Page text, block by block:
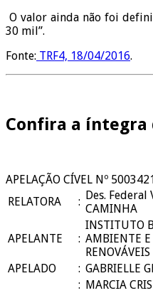
O valor ainda não foi
30 mil”.
Fonte: TRF4, 18/04/2016.
Confira a íntegra
APELAÇÃO CÍVEL Nº
RELATORA
: Des. Federal
CAMINHA
APELANTE :
INSTITUTO
AMBIENTE E
APELADO
: GABRIELLE
: MARCIA